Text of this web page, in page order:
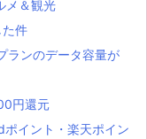
メ＆観光
件
ランのデータ容量が
円還元
イント・楽天ポイン